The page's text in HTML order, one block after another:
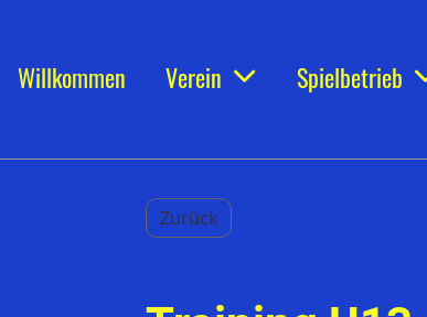
Willkommen Verein Spielbetrieb
Zurück